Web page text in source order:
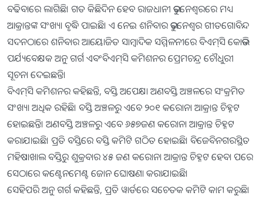
ବଢିବାରେ ଲାଗିଛି। ଗତ କିଛିଦିନ ହେବ ରାଜଧାନୀ ଭୁବନେଶ୍ବରରେ ମଧ୍ୟ
ଆକ୍ରାନ୍ତଙ୍କ ସଂଖ୍ୟା ବୃଦ୍ଧି ପାଇଛି। ଏ ନେଇ ଶନିବାର ଭୁବନେଶ୍ୱର ଗୀତଗୋବିନ୍ଦ
ସଦନଠାରେ ଶନିବାର ଆୟୋଜିତ ସାମ୍ବାଦିକ ସମ୍ମିଳନୀରେ ବିଏମ୍‌ସି କୋଭିଡ
ପର୍ଯ୍ୟବେକ୍ଷକ ଅନୁ ଗର୍ଗ ଏବଂବିଏମ୍‌ସି କମିଶନର ପ୍ରେମଚନ୍ଦ୍ର ଚୌଧୁରୀ
ସୂଚନା ଦେଇଛନ୍ତି।
ବିଏମ୍‌ସି କମିଶନର କହିଛନ୍ତି, ବସ୍ତି ଅପେକ୍ଷା ଅଣବସ୍ତି ଅଞ୍ଚଳରେ ସଂକ୍ରମିତ
ସଂଖ୍ୟା ଅଧିକ ରହିଛି। ବସ୍ତି ଅଞ୍ଚଳରୁ ଏବେ ୨୦୧ କରୋନା ଆକ୍ରାନ୍ତ ଚିହ୍ନଟ
ହୋଇଛନ୍ତି। ଅଣବସ୍ତି ଅଞ୍ଚଳରୁ ଏବେ ୬୫୭ଜଣ କରୋନା ଆକ୍ରାନ୍ତ ଚିହ୍ନଟ
କରାଯାଇଛି। ପ୍ରତି ବସ୍ତିରେ ବସ୍ତି କମିଟି ଗଠିତ ହୋଇଛି। ବିଜେବିନଗରସ୍ଥିତ
ମହିଷାଖାଲ ବସ୍ତିରୁ ଶୁକ୍ରବାର ୪୫ ଜଣ କରୋନା ଆକ୍ରାନ୍ତ ଚିହ୍ନଟ ହେବା ପରେ
ସେଠାରେ କଣ୍ଟେନମେଣ୍ଟ ଜୋନ ଘୋଷଣା କରାଯାଇଛି।
ସେହିପରି ଅନୁ ଗର୍ଗ କହିଛନ୍ତି, ପ୍ରତି ୱାର୍ଡରେ ସଚେତକ କମିଟି କାମ କରୁଛି।